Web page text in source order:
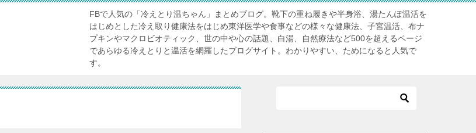
FBで人気の「冷えとり温ちゃん」まとめブログ。靴下の重ね履きや半身浴、湯たんぽ温活を
はじめとした冷え取り健康法をはじめ東洋医学や食事などの様々な健康法、子宮温活、布ナ
プキンやマクロビオティック、世の中や心の話題、白湯、自然療法など500を超えるページ
であらゆる冷えとりと温活を網羅したブログサイト。わかりやすい、ためになると人気で
す。